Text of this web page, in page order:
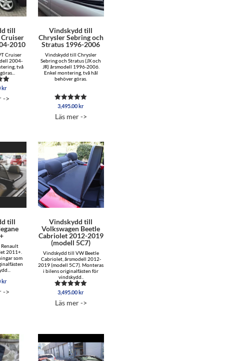
till
2010
Cruiser
2004-
två
5
kr
->
Vindskydd till
Chrysler Sebring och
Stratus 1996-2006
Vindskydd till Chrysler
Sebring och Stratus (JX och
JR) årsmodell 1996-2006.
Enkel montering, två hål
behöver göras.
Betygsatt
av 5
3,495.00 kr
Läs mer ->
till
2011+.
som
kr
->
Vindskydd till
Volkswagen Beetle
Cabriolet 2012-2019
(modell 5C7)
Vindskydd till VW Beetle
Cabriolet, årsmodell 2012-
2019 (modell 5C7). Monteras
i bilens originalfästen för
vindskydd..
Betygsatt
av 5
3,495.00kr
Läs mer ->